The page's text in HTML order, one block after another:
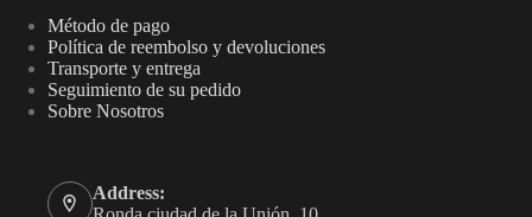
Método de pago
Política de reembolso y devoluciones
Transporte y entrega
Seguimiento de su pedido
Sobre Nosotros
Address: